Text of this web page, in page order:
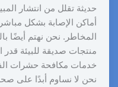
حديثة تقلل من انتشار
أماكن الإصابة بشكل
المخاطر. نحن نهتم أيضًا
منتجات صديقة للبيئة قدر
خدمات مكافحة حشرات
نحن لا نساوم أبدًا على